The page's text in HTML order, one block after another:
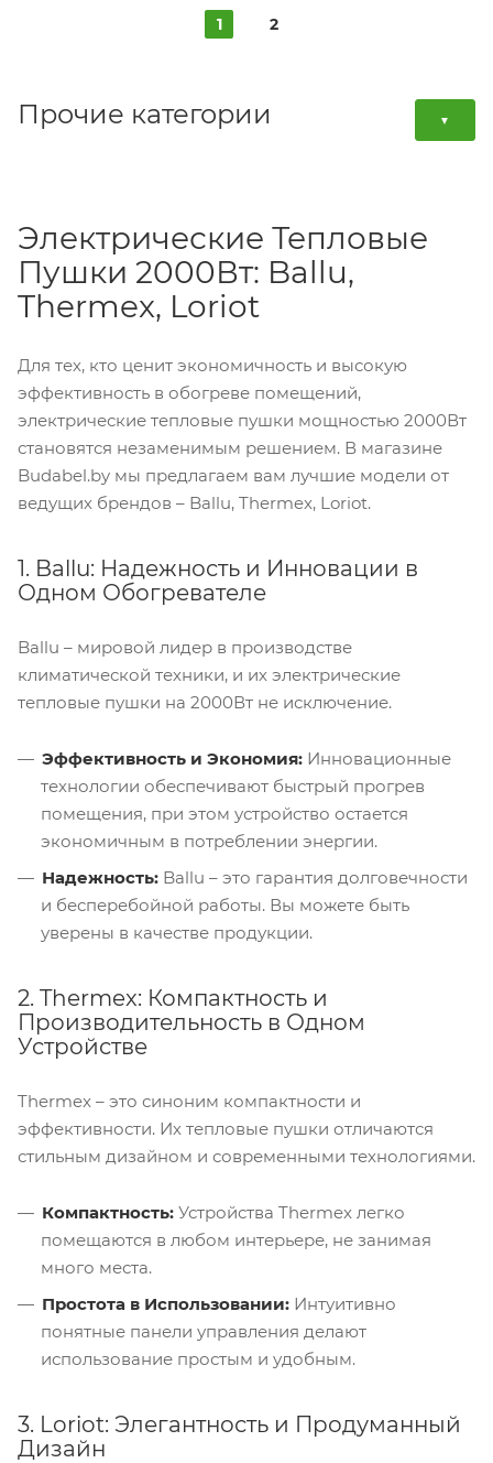
1 2
Прочие категории ▼
Электрические Тепловые
Пушки 2000Вт: Ballu,
Thermex, Loriot
Для тех, кто ценит экономичность и высокую
эффективность в обогреве помещений,
электрические тепловые пушки мощностью 2000Вт
становятся незаменимым решением. В магазине
Budabel.by мы предлагаем вам лучшие модели от
ведущих брендов – Ballu, Thermex, Loriot.
1. Ballu: Надежность и Инновации в
Одном Обогревателе
Ballu – мировой лидер в производстве
климатической техники, и их электрические
тепловые пушки на 2000Вт не исключение.
Эффективность и Экономия: Инновационные
технологии обеспечивают быстрый прогрев
помещения, при этом устройство остается
экономичным в потреблении энергии.
Надежность: Ballu – это гарантия долговечности
и бесперебойной работы. Вы можете быть
уверены в качестве продукции.
2. Thermex: Компактность и
Производительность в Одном
Устройстве
Thermex – это синоним компактности и
эффективности. Их тепловые пушки отличаются
стильным дизайном и современными технологиями.
Компактность: Устройства Thermex легко
помещаются в любом интерьере, не занимая
много места.
Простота в Использовании: Интуитивно
понятные панели управления делают
использование простым и удобным.
3. Loriot: Элегантность и Продуманный
Дизайн